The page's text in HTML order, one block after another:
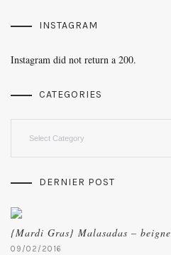
INSTAGRAM
Instagram did not return a 200.
CATEGORIES
DERNIER POST
{Mardi Gras} Malasadas –
09/02/2016